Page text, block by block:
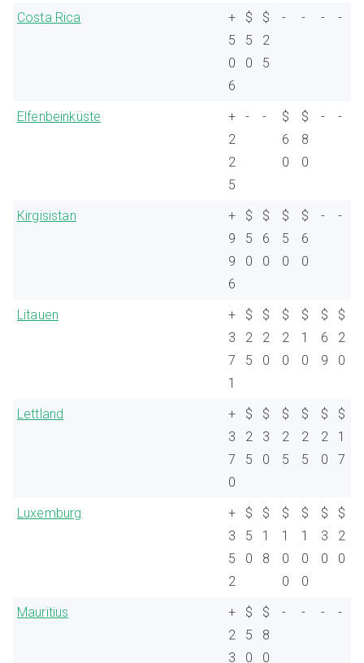
Costa Rica
+
5
0
6
$
5
0
$
2
5
- - - -
Elfenbeinküste
+
2
2
5
- -
$
6
0
$
8
0
- -
Kirgisistan
+
9
9
6
$
5
0
$
6
0
$
5
0
$
6
0
- -
Litauen
+
3
7
1
$
2
5
$
2
0
$
2
0
$
1
0
$
6
9
$
2
0
Lettland
+
3
7
0
$
2
5
$
3
0
$
2
5
$
2
5
$
2
0
$
1
7
Luxemburg
+
3
5
2
$
5
0
$
1
8
$
1
0
0
$
1
0
0
$
3
0
$
2
0
Mauritius
+
2
3
$
5
0
$
8
0
- - - -